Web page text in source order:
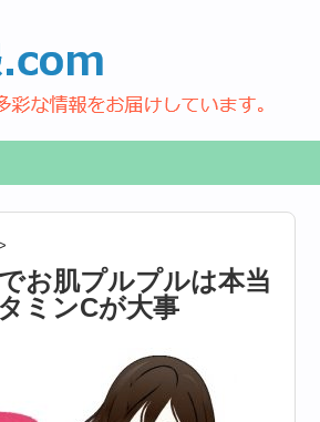
お肌プルプルは本当
ミンCが大事